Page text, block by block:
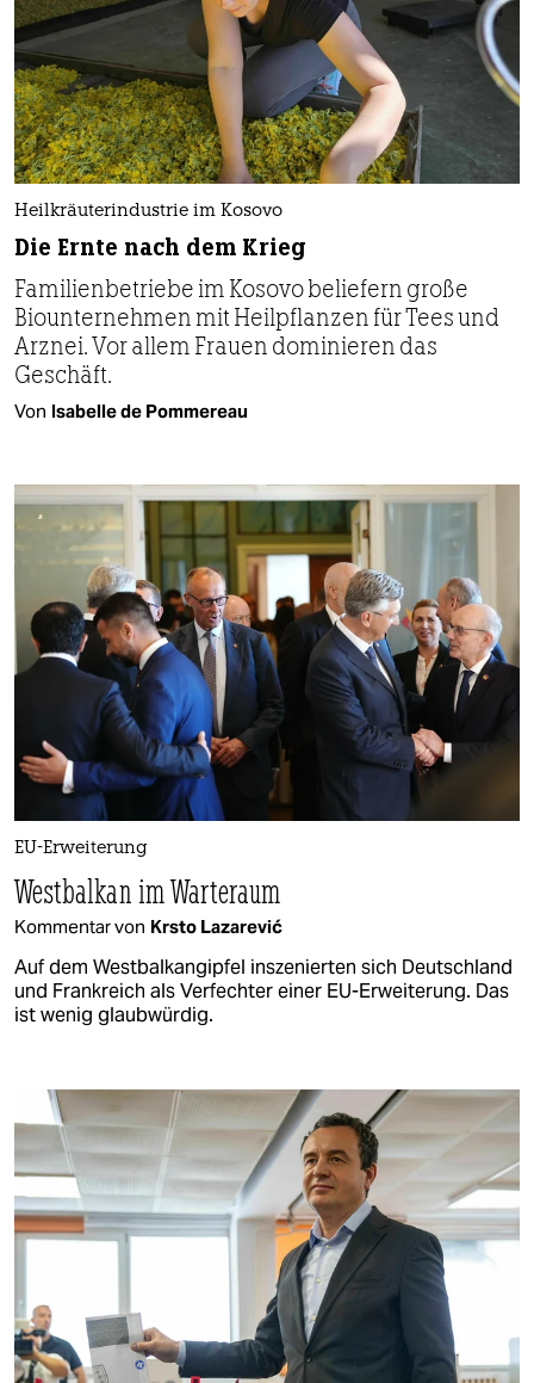
Heilkräuterindustrie im Kosovo
Die Ernte nach dem Krieg
Familienbetriebe im Kosovo beliefern große
Biounternehmen mit Heilpflanzen für Tees und
Arznei. Vor allem Frauen dominieren das
Geschäft.
Von Isabelle de Pommereau
EU-Erweiterung
Westbalkan im Warteraum
Kommentar von Krsto Lazarević
Auf dem Westbalkangipfel inszenierten sich Deutschland
und Frankreich als Verfechter einer EU-Erweiterung. Das
ist wenig glaubwürdig.